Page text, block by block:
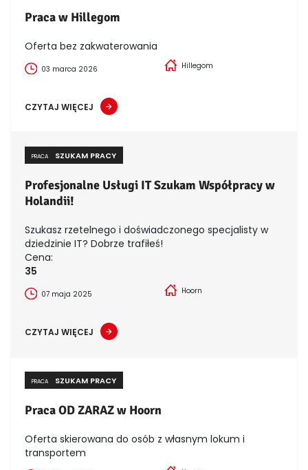
Praca w Hillegom
Oferta bez zakwaterowania
03 marca 2026 Hillegom
CZYTAJ WIĘCEJ
PRACA SZUKAM PRACY
Profesjonalne Usługi IT Szukam Współpracy w
Holandii!
Szukasz rzetelnego i doświadczonego specjalisty w
dziedzinie IT? Dobrze trafiłeś!
Cena:
35
07 maja 2025 Hoorn
CZYTAJ WIĘCEJ
PRACA SZUKAM PRACY
Praca OD ZARAZ w Hoorn
Oferta skierowana do osób z własnym lokum i
transportem